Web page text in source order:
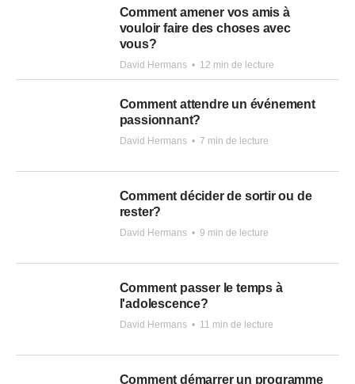
Comment amener vos amis à
vouloir faire des choses avec
vous?
David Hermans • 12 min de lecture
Comment attendre un événement
passionnant?
David Hermans • 7 min de lecture
Comment décider de sortir ou de
rester?
David Hermans • 9 min de lecture
Comment passer le temps à
l'adolescence?
David Hermans • 11 min de lecture
Comment démarrer un programme